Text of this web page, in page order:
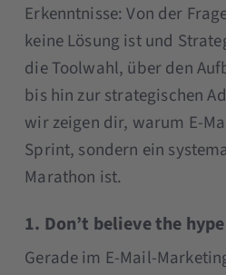
Erkenntnisse: Von der
keine Lösung ist und
die Toolwahl, über den
bis hin zur strategischen
wir zeigen dir, warum E-
Sprint, sondern ein
Marathon ist.
1. Don’t believe the hype
Gerade im E-Mail-